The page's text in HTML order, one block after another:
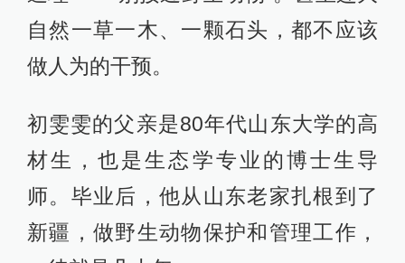
从小，初雯雯的父亲就跟她说过一个
做人为的干预。
初雯雯的父亲是80年代山东大学的高
材生，也是生态学专业的博士生导